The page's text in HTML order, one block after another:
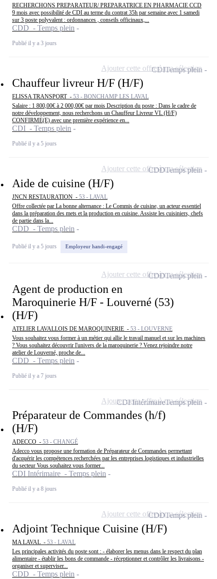
RECHERCHONS PREPARATEUR/ PREPARATRICE EN PHARMACIE CCD
9 mois avec possibilité de CDI au terme du contrat 35h par semaine avec 1 samedi
sur 3 poste polyvalent : ordonnances , conseils officinaux,...
CDD - Temps plein
Publié il y a 3 jours
Chauffeur livreur H/F (H/F)
ELISSA TRANSPORT - 53 - BONCHAMP LES LAVAL
Salaire : 1 800,00€ à 2 000,00€ par mois Description du poste : Dans le cadre de
notre développement, nous recherchons un Chauffeur Livreur VL (H/F)
CONFIRME(E) avec une première expérience en...
CDI - Temps plein
Publié il y a 5 jours
CDITemps plein
Ajouter cette offre à ma sélection
Aide de cuisine (H/F)
JNCN RESTAURATION - 53 - LAVAL
Offre collectée par La bonne alternance : Le Commis de cuisine, un acteur essentiel
dans la préparation des mets et la production en cuisine. Assiste les cuisiniers, chefs
de partie dans la...
CDD - Temps plein
Publié il y a 5 jours Employeur handi-engagé
CDDTemps plein
Ajouter cette offre à ma sélection
Agent de production en
Maroquinerie H/F - Louverné (53)
(H/F)
ATELIER LAVALLOIS DE MAROQUINERIE - 53 - LOUVERNE
Vous souhaitez vous former à un métier qui allie le travail manuel et sur les machines
? Vous souhaitez découvrir l'univers de la maroquinerie ? Venez rejoindre notre
atelier de Louverné, proche de...
CDD - Temps plein
Publié il y a 7 jours
CDDTemps plein
Ajouter cette offre à ma sélection
Préparateur de Commandes (h/f)
(H/F)
ADECCO - 53 - CHANGÉ
Adecco vous propose une formation de Préparateur de Commandes permettant
d'acquérir les compétences recherchées par les entreprises logistiques et industrielles
du secteur Vous souhaitez vous former...
CDI Intérimaire - Temps plein
Publié il y a 8 jours
CDI IntérimaireTemps plein
Ajouter cette offre à ma sélection
Adjoint Technique Cuisine (H/F)
MA LAVAL - 53 - LAVAL
Les principales activités du poste sont : - élaborer les menus dans le respect du plan
alimentaire - établir les bons de commande - réceptionner et contrôler les livraisons -
organiser et superviser...
CDD - Temps plein
CDDTemps plein
Ajouter cette offre à ma sélection